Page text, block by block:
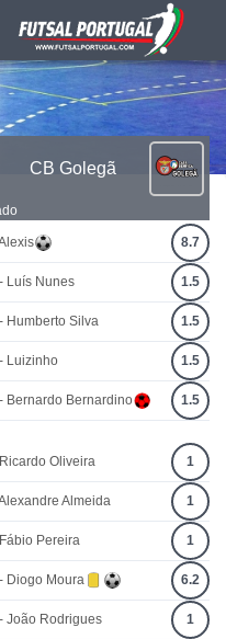
CB Golegã
8.7
Luís Nunes 1.5
Humberto Silva 1.5
Luizinho 1.5
Bernardo Bernardino 1.5
Oliveira 1
Almeida 1
Pereira 1
Diogo Moura 6.2
João Rodrigues 1